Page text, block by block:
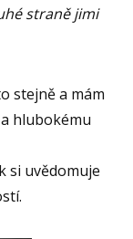
straně jimi
stejně a mám
hlubokému
si uvědomuje